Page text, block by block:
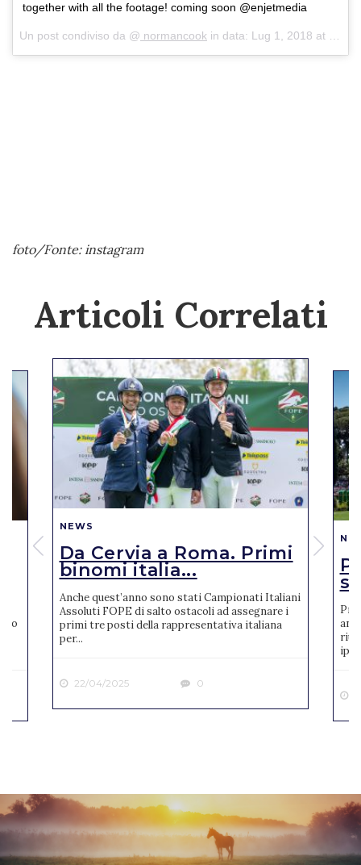
together with all the footage! coming soon @enjetmedia
Un post condiviso da @ normancook in data: Lug 1, 2018 at 5:42 PDT
foto/Fonte: instagram
Articoli Correlati
NEWS
Da Cervia a Roma. Primi
binomi italia...
Anche quest’anno sono stati Campionati Italiani
Assoluti FOPE di salto ostacoli ad assegnare i
primi tre posti della rappresentativa italiana
per...
22/04/2025 0